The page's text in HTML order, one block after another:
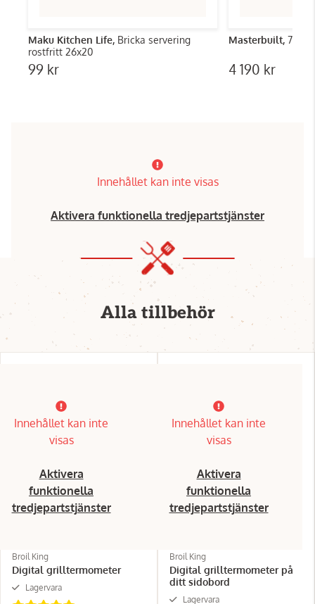
Maku Kitchen Life, Bricka servering
rostfritt 26x20
99 kr
Masterbuilt, 710
4 190 kr
Innehållet kan inte visas
Aktivera funktionella tredjepartstjänster
Alla tillbehör
Innehållet kan inte
visas
Aktivera
funktionella
tredjepartstjänster
Broil King
Digital grilltermometer
Lagervara
Innehållet kan inte
visas
Aktivera
funktionella
tredjepartstjänster
Broil King
Digital grilltermometer på
ditt sidobord
Lagervara